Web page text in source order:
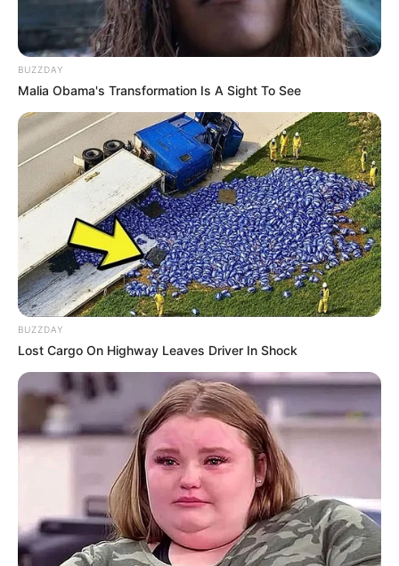
Lily Collins
0
fans love
VOTE
Tanggal Lahir:
18 Maret1989
Tempat Lahir:
Guildford,Surrey,Inggris
Umur:
37 Tahun
Profesi:
Aktris,Model
Di usia 2 tahun Lily Collins sudah pernah tampil di layar kaca,
saat itu ia berakting di serial BBC berjudulGrowning Pains
(1992). Setelah itu ia muncul sebagai pengisi suara Baby Ape
dalam filmTarzan(1999).
BUZZDAY
Malia Obama's Transformation Is A Sight To See
BUZZDAY
Lost Cargo On Highway Leaves Driver In Shock